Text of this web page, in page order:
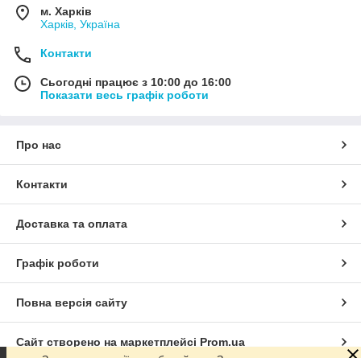
м. Харків
Харків, Україна
Контакти
Сьогодні працює з 10:00 до 16:00
Показати весь графік роботи
Про нас
Контакти
Доставка та оплата
Графік роботи
Повна версія сайту
Сайт створено на маркетплейсі Prom.ua